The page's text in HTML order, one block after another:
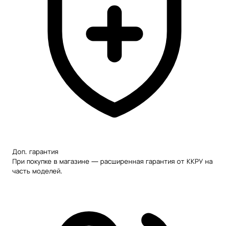
Доп. гарантия
При покупке в магазине — расширенная гарантия от ККРУ на
часть моделей.